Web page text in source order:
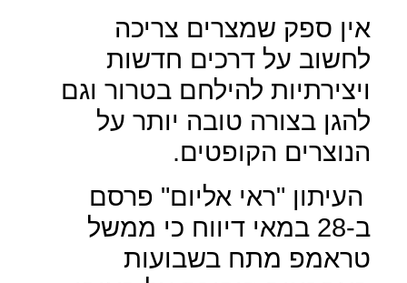
אין ספק שמצרים צריכה
לחשוב על דרכים חדשות
ויצירתיות להילחם בטרור וגם
להגן בצורה טובה יותר על
הנוצרים הקופטים.
העיתון "ראי אליום" פרסם
ב-28 במאי דיווח כי ממשל
טראמפ מתח בשבועות